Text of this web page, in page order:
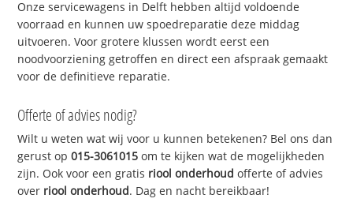
Onze servicewagens in Delft hebben altijd voldoende
voorraad en kunnen uw spoedreparatie deze middag
uitvoeren. Voor grotere klussen wordt eerst een
noodvoorziening getroffen en direct een afspraak gemaakt
voor de definitieve reparatie.
Offerte of advies nodig?
Wilt u weten wat wij voor u kunnen betekenen? Bel ons dan
gerust op015-3061015 om te kijken wat de mogelijkheden
zijn. Ook voor een gratis riool onderhoud offerte of advies
over riool onderhoud. Dag en nacht bereikbaar!